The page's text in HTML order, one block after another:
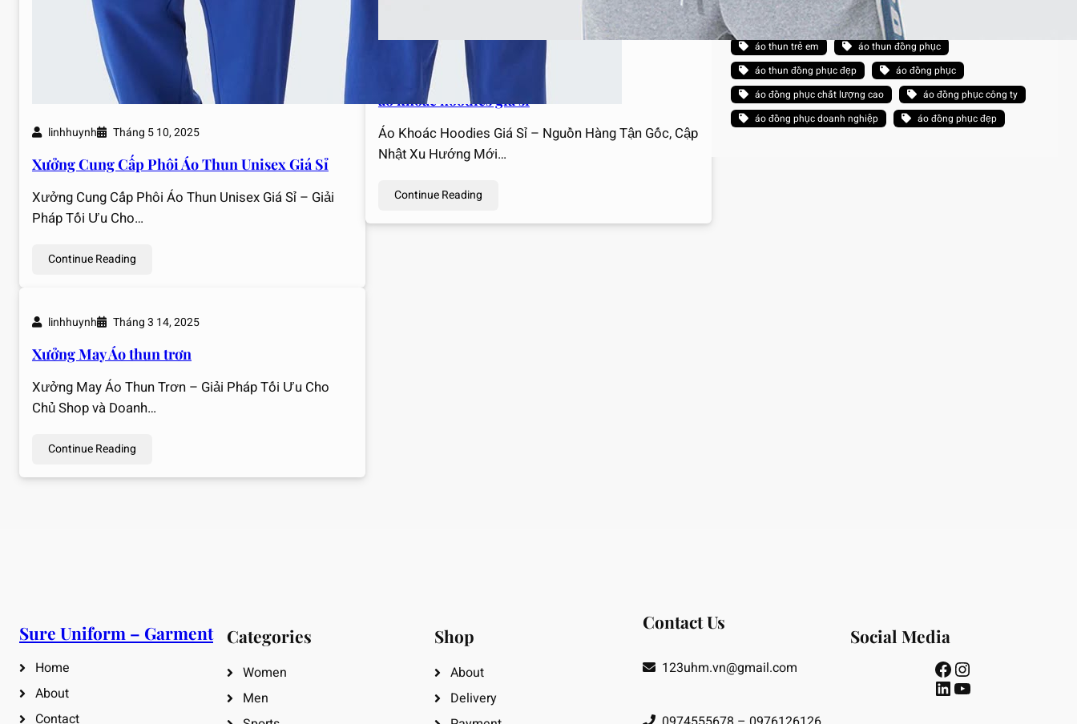
linhhuynh Tháng 5 10, 2025
Xưởng Cung Cấp Phôi Áo Thun Unisex Giá Sỉ
Xưởng Cung Cấp Phôi Áo Thun Unisex Giá Sỉ – Giải
Pháp Tối Ưu Cho…
Continue Reading
linhhuynh Tháng 3 14, 2025
áo khoác hoodies giá sỉ
Áo Khoác Hoodies Giá Sỉ – Nguồn Hàng Tận Gốc, Cập
Nhật Xu Hướng Mới…
Continue Reading
linhhuynh Tháng 3 14, 2025
Xưởng May Áo thun trơn
Xưởng May Áo Thun Trơn – Giải Pháp Tối Ưu Cho
Chủ Shop và Doanh…
Continue Reading
áo thun trơn unisex giao hàng toàn quốc
áo thun trẻ em
áo thun đồng phục
áo thun đồng phục đẹp
áo đồng phục
áo đồng phục chất lượng cao
áo đồng phục công ty
áo đồng phục doanh nghiệp
áo đồng phục đẹp
Sure Uniform – Garment
Home
About
Contact
Categories
Women
Men
Shop
About
Delivery
Contact Us
123uhm.vn@gmail.com
Social Media
Facebook Instagram
LinkedIn Youtube